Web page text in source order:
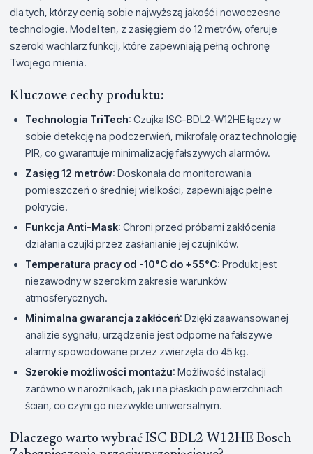
dla tych, którzy cenią sobie najwyższą jakość i nowoczesne
technologie. Model ten, z zasięgiem do 12 metrów, oferuje
szeroki wachlarz funkcji, które zapewniają pełną ochronę
Twojego mienia.
Kluczowe cechy produktu:
Technologia TriTech: Czujka ISC-BDL2-W12HE łączy w
sobie detekcję na podczerwień, mikrofalę oraz technologię
PIR, co gwarantuje minimalizację fałszywych alarmów.
Zasięg 12 metrów: Doskonała do monitorowania
pomieszczeń o średniej wielkości, zapewniając pełne
pokrycie.
Funkcja Anti-Mask: Chroni przed próbami zakłócenia
działania czujki przez zasłanianie jej czujników.
Temperatura pracy od -10°C do +55°C: Produkt jest
niezawodny w szerokim zakresie warunków
atmosferycznych.
Minimalna gwarancja zakłóceń: Dzięki zaawansowanej
analizie sygnału, urządzenie jest odporne na fałszywe
alarmy spowodowane przez zwierzęta do 45 kg.
Szerokie możliwości montażu: Możliwość instalacji
zarówno w narożnikach, jak i na płaskich powierzchniach
ścian, co czyni go niezwykle uniwersalnym.
Dlaczego warto wybrać ISC-BDL2-W12HE Bosch